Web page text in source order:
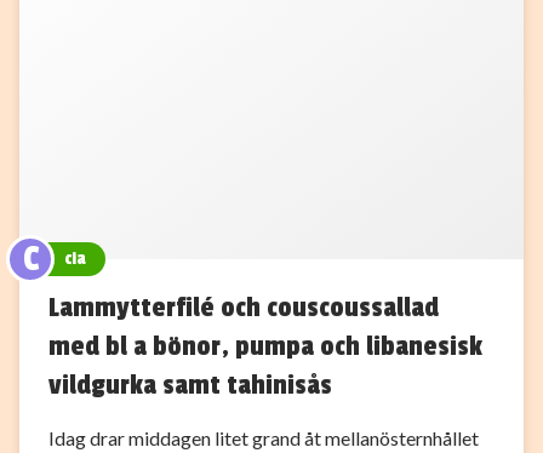
C cia
Lammytterfilé och couscoussallad
med bl a bönor, pumpa och libanesisk
vildgurka samt tahinisås
Idag drar middagen litet grand åt mellanösternhållet